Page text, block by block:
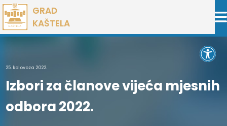
Preskoči
na
sadržaj
GRAD
KAŠTELA
25. kolovoza 2022.
Izbori za članove vijeća mjesnih
odbora 2022.